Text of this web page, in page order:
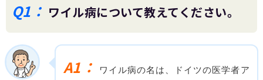
Q1： ワイル病について教えてください。
A1：
ワイル病の名は、ドイツの医学者ア